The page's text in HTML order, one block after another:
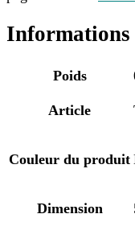
Informations
Poids
Article
Couleur du produit
Dimension